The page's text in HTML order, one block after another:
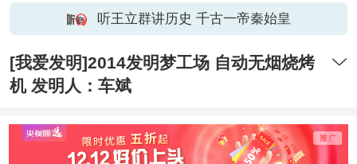
听王立群讲历史 千古一帝秦始皇
[我爱发明]2014发明梦工场 自动无烟烧烤
机 发明人：车斌